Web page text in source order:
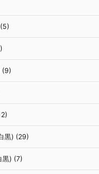
(9)
黒) (29)
黒) (7)